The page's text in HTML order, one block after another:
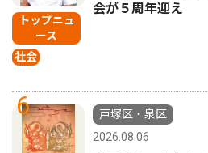
トップニュ
ース
社会
会が５周年迎え
6
戸塚区・泉区
2026.08.06